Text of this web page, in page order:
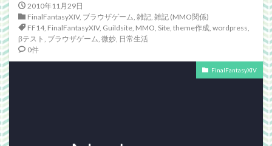
2010年11月29日
FinalFantasyXIV, ブラウザゲーム, 雑記, 雑記 (MMO関係)
FF14, FinalFantasyXIV, Guildsite, MMO, Site, theme作成, wordpress,
βテスト , ブラウザゲーム, 微妙, 日常生活
0件
FinalFantasyXIV
FF14
FinalFantasyⅪ FinalFantasyXIV
Guildsite
ICARUSONLINE
install
king of Avalon
plugin